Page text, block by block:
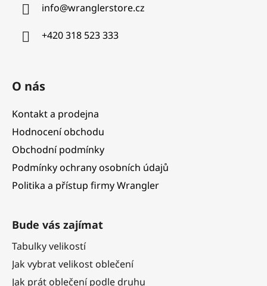
info@wranglerstore.cz
+420 318 523 333
O nás
Kontakt a prodejna
Hodnocení obchodu
Obchodní podmínky
Podmínky ochrany osobních údajů
Politika a přístup firmy Wrangler
Bude vás zajímat
Tabulky velikostí
Jak vybrat velikost oblečení
Jak prát oblečení podle druhu